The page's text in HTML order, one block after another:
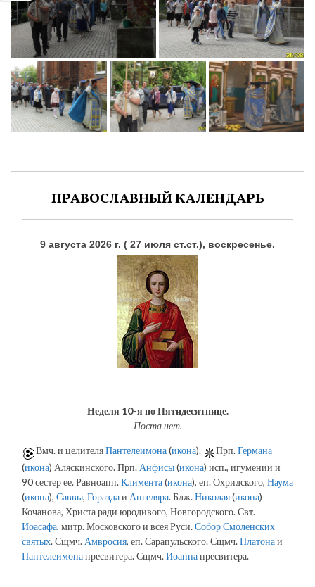
ПРАВОСЛАВНЫЙ КАЛЕНДАРЬ
9 августа 2026 г. ( 27 июля ст.ст.), воскресенье.
Неделя 10-я по Пятидесятнице.
Поста нет.
Вмч. и целителяПантелеимона(икона). Прп.Германа
(икона) Аляскинского. Прп. Анфисы(икона) исп., игумении и
90 сестер ее. Равноапп.Климента(икона), еп. Охридского, Наума
(икона), Саввы, Гораздаи Ангеляра. Блж.Николая(икона)
Кочанова, Христа ради юродивого, Новгородского. Свт.
Иоасафа, митр. Московского и всея Руси.Собор Смоленских
святых. Сщмч. Амвросия, еп. Сарапульского. Сщмч.Платонаи
Пантелеимонапресвитера. Сщмч.Иоаннапресвитера.